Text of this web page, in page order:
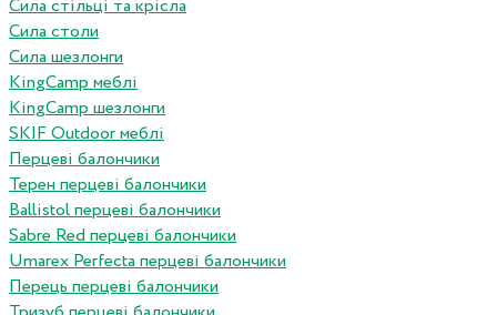
Сила стільці та крісла
Сила столи
Сила шезлонги
KingCamp меблі
KingCamp шезлонги
SKIF Outdoor меблі
Перцеві балончики
Терен перцеві балончики
Ballistol перцеві балончики
Sabre Red перцеві балончики
Umarex Perfecta перцеві балончики
Перець перцеві балончики